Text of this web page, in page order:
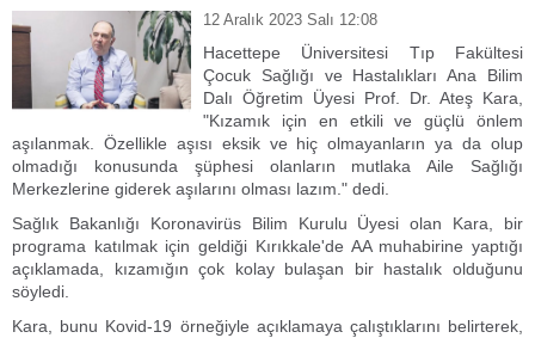
12 Aralık 2023 Salı 12:08
Hacettepe Üniversitesi Tıp Fakültesi
Çocuk Sağlığı ve Hastalıkları Ana Bilim
Dalı Öğretim Üyesi Prof. Dr. Ateş Kara,
"Kızamık için en etkili ve güçlü önlem
aşılanmak. Özellikle aşısı eksik ve hiç olmayanların ya da olup
olmadığı konusunda şüphesi olanların mutlaka Aile Sağlığı
Merkezlerine giderek aşılarını olması lazım." dedi.
Sağlık Bakanlığı Koronavirüs Bilim Kurulu Üyesi olan Kara, bir
programa katılmak için geldiği Kırıkkale'de AA muhabirine yaptığı
açıklamada, kızamığın çok kolay bulaşan bir hastalık olduğunu
söyledi.
Kara, bunu Kovid-19 örneğiyle açıklamaya çalıştıklarını belirterek,